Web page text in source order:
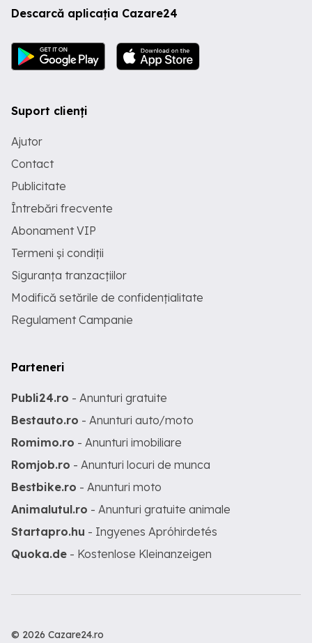
Descarcă aplicația Cazare24
Suport clienți
Ajutor
Contact
Publicitate
Întrebări frecvente
Abonament VIP
Termeni și condiții
Siguranța tranzacțiilor
Modifică setările de confidențialitate
Regulament Campanie
Parteneri
Publi24.ro - Anunturi gratuite
Bestauto.ro - Anunturi auto/moto
Romimo.ro - Anunturi imobiliare
Romjob.ro - Anunturi locuri de munca
Bestbike.ro - Anunturi moto
Animalutul.ro - Anunturi gratuite animale
Startapro.hu - Ingyenes Apróhirdetés
Quoka.de - Kostenlose Kleinanzeigen
© 2026 Cazare24.ro